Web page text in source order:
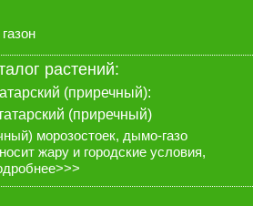
растений:
(приречный):
морозостоек, дымо-газо
жару и городские условия,